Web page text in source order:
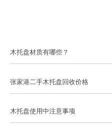
木托盘材质有哪些？
张家港二手木托盘回收价格
木托盘使用中注意事项